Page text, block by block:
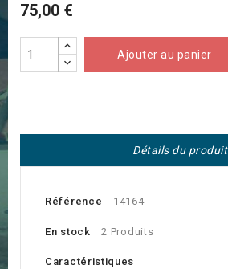
75,00 €
Ajouter au panier
Détails du produit
Référence 14164
En stock 2 Produits
Caractéristiques